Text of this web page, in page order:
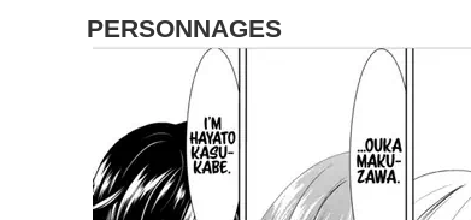
PERSONNAGES